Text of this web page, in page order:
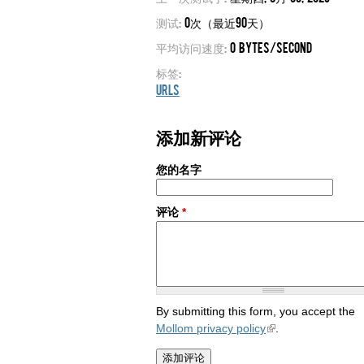
测试: 0次（最近90天）
平均访问速度: 0 bytes/second
标签:
URLs
添加新评论
您的名字
评论 *
By submitting this form, you accept the
Mollom privacy policy